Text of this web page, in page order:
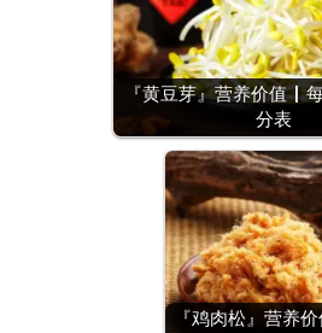
『黄豆芽』营养价值 |
分表
『鸡肉松』营养